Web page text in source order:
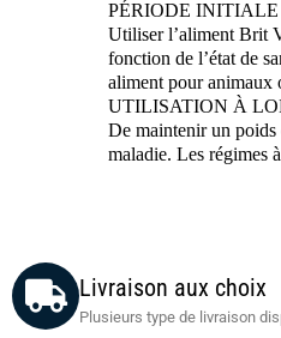
PÉRIODE INITIALE
Utiliser l’aliment Brit
fonction de l’état de
aliment pour animaux
UTILISATION À
De maintenir un poids
maladie. Les régimes
Livraison aux choix
Plusieurs type de livraison